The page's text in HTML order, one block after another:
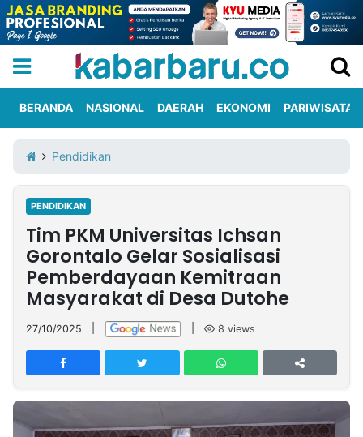
Iklan
Berita
Kami
Nasional
International
Olahraga
Entertainment
Daerah
Pariwisata
Kuliner
Kolom
Network
PT
TREETAN
MULTIMEDIA
INDONESIA
BERANDA NASIONAL DAERAH EKONOMI PARIWISATA
Pendidikan
PENDIDIKAN
Tim PKM Universitas Ichsan
Gorontalo Gelar Sosialisasi
Pemberdayaan Kemitraan
Masyarakat di Desa Dutohe
27/10/2025 8 views